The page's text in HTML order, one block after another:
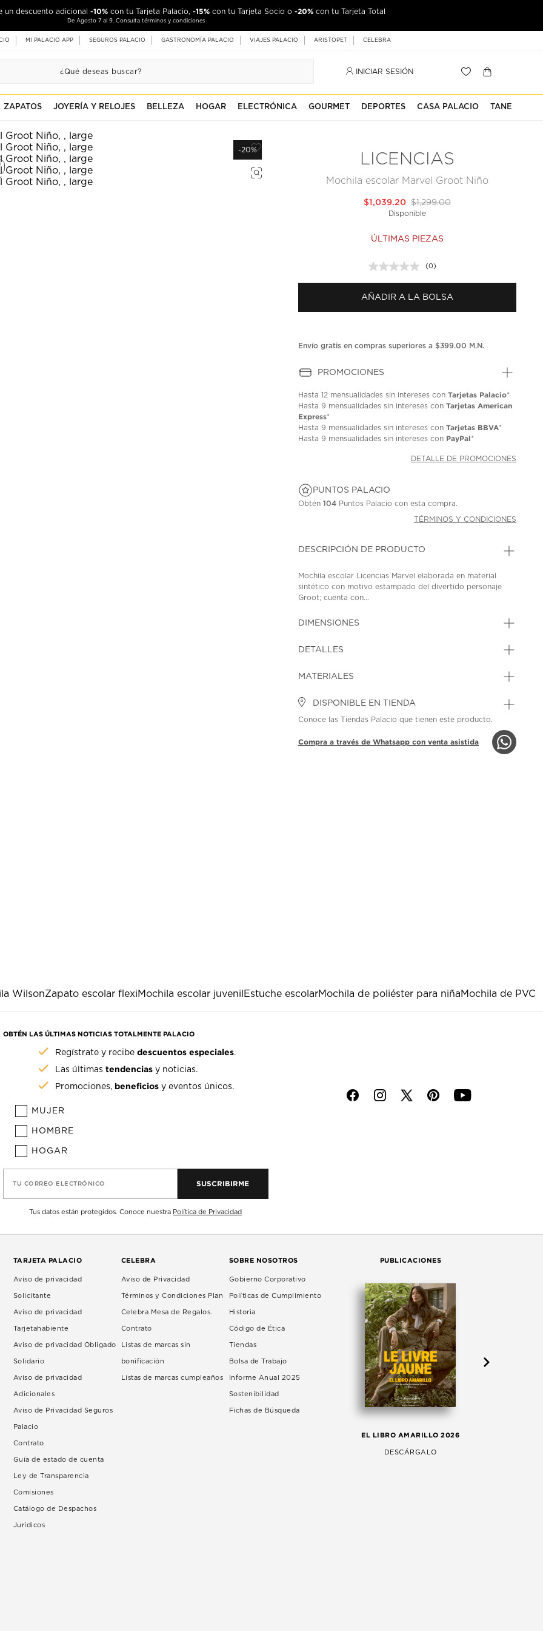
un descuento adicional -10% con tu Tarjeta Palacio, -15% con tu Tarjeta Socio o -20% con tu Tarjeta Total
De Agosto 7 al 9. Consulta términos y condiciones
MI PALACIO APP SEGUROS PALACIO GASTRONOMÍA PALACIO VIAJES PALACIO ARISTOPET CELEBRA
INICIAR SESIÓN
ZAPATOS JOYERÍA Y RELOJES BELLEZA HOGAR ELECTRÓNICA GOURMET DEPORTES CASA PALACIO TANE
-20%
LICENCIAS
Mochila escolar Marvel Groot Niño
$1,299.00
$1,039.20
Disponible
ÚLTIMAS PIEZAS
Sin
puntuación.
en
la
(0)
AÑADIR A LA BOLSA
Envío gratis en compras superiores a $399.00 M.N.
PROMOCIONES
Hasta12 mensualidades sin intereses conTarjetas Palacio*
Hasta9 mensualidades sin intereses conTarjetas American
Express*
Hasta9 mensualidades sin intereses conTarjetas BBVA*
Hasta9 mensualidades sin intereses con PayPal*
DETALLE DE PROMOCIONES
PUNTOS PALACIO
Obtén104 Puntos Palacio con esta compra.
TÉRMINOS Y CONDICIONES
DESCRIPCIÓN DE PRODUCTO
Mochila escolar Licencias Marvel elaborada en material
sintético con motivo estampado del divertido personaje
Groot; cuenta con...
DIMENSIONES
DETALLES
MATERIALES
DISPONIBLE EN TIENDA
Conoce las Tiendas Palacio que tienen este producto.
Compra a través de Whatsapp con venta asistida
WilsonZapato escolar flexiMochila escolar juvenil Estuche escolarMochila de poliéster para niñaMochila de PVC
OBTÉN LAS ÚLTIMAS NOTICIAS TOTALMENTE PALACIO
Regístrate y recibedescuentos especiales.
Las últimastendencias y noticias.
Promociones, beneficios y eventos únicos.
MUJER
HOMBRE
HOGAR
TU CORREO ELECTRÓNICO SUSCRIBIRME
Tus datos están protegidos. Conoce nuestra Política de Privacidad
f i p y
TARJETA PALACIO
Aviso de privacidad
Solicitante
Aviso de privacidad
Tarjetahabiente
Aviso de privacidad Obligado
Solidario
Aviso de privacidad
Adicionales
Aviso de Privacidad Seguros
Palacio
Contrato
Guía de estado de cuenta
Ley de Transparencia
Comisiones
Catálogo de Despachos
Jurídicos
CELEBRA
Aviso de Privacidad
Términos y Condiciones Plan
Celebra Mesa de Regalos.
Contrato
Listas de marcas sin
bonificación
Listas de marcas cumpleaños
SOBRE NOSOTROS
Gobierno Corporativo
Políticas de Cumplimiento
Historia
Código de Ética
Tiendas
Bolsa de Trabajo
Informe Anual 2025
Sostenibilidad
Fichas de Búsqueda
PUBLICACIONES
EL LIBRO AMARILLO 2026
DESCÁRGALO